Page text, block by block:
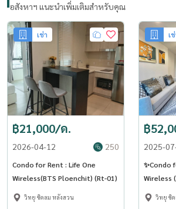
อสังหาฯ แนะนำเพิ่มเติมสำหรับคุณ
เช่า
฿21,000/ด.
2026-04-12 250
Condo for Rent : Life One
Wireless(BTS Ploenchit) (Rt-01)
วิทยุ ชิดลม หลังสวน
เ
฿
2025-
✨Condo
Wireless
line :
วิทยุ ชิ